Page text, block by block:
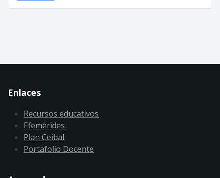
Enlaces
Recursos educativos
Efemérides
Plan Ceibal
Portafolio Docente